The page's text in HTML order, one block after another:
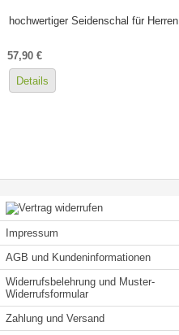
hochwertiger Seidenschal für Herren
57,90 €
Details
Impressum
AGB und Kundeninformationen
Widerrufsbelehrung und Muster-
Widerrufsformular
Zahlung und Versand